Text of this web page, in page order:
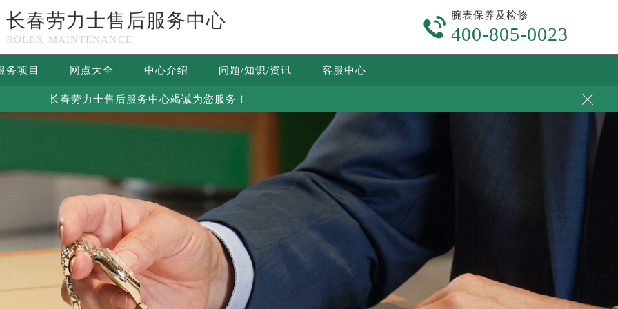
长春劳力士售后服务中心
ROLEX MAINTENANCE

腕表保养及检修
400-805-0023
务项目 网点大全 中心介绍 问题/知识/资讯 客服中心
长春劳力士售后服务中心竭诚为您服务！ 